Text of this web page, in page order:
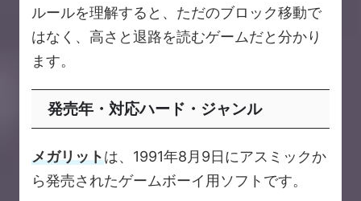
ルールを理解すると、ただのブロック移動で
はなく、高さと退路を読むゲームだと分かり
ます。
発売年・対応ハード・ジャンル
メガリットは、1991年8月9日にアスミックか
ら発売されたゲームボーイ用ソフトです。